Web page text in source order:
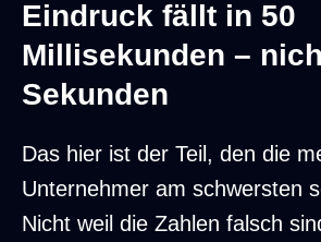
Eindruck fällt in 50
Millisekunden –
Sekunden
Das hier ist der Teil, den die
Unternehmer am schwersten
Nicht weil die Zahlen falsch